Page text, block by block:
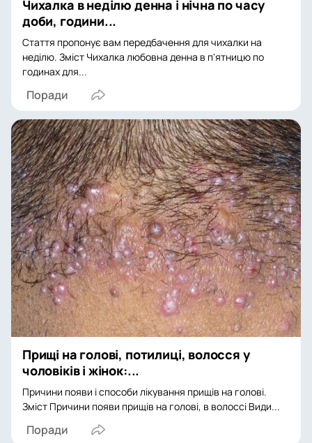
Чихалка в неділю денна і нічна по часу
доби, години...
Стаття пропонує вам передбачення для чихалки на
неділю. Зміст Чихалка любовна денна в п'ятницю по
годинах для...
Поради
Прищі на голові, потилиці, волосся у
чоловіків і жінок:...
Причини появи і способи лікування прищів на голові.
Зміст Причини появи прищів на голові, в волоссі Види...
Поради